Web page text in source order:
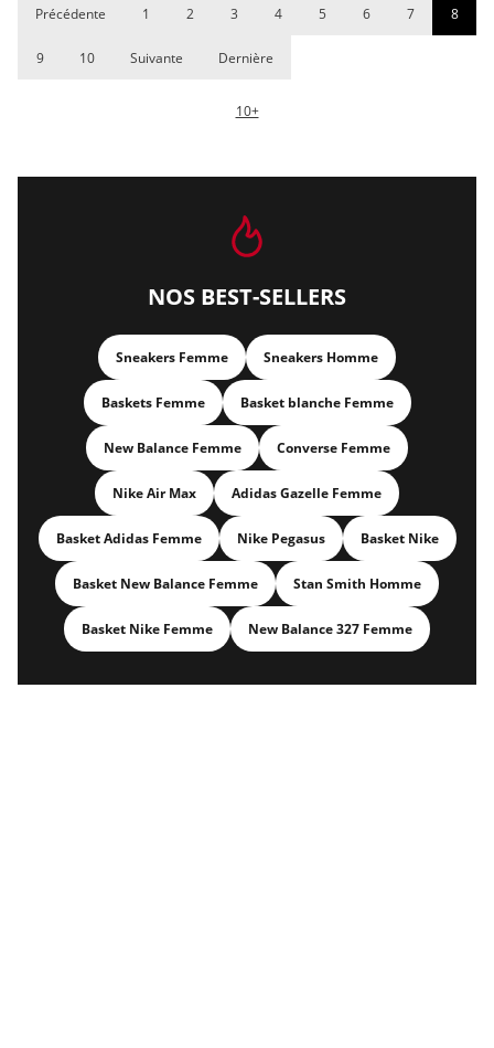
Précédente 1 2 3 4 5 6 7 8
9 10 Suivante Dernière
10+
NOS BEST-SELLERS
Sneakers Femme Sneakers Homme
Baskets Femme Basket blanche Femme
New Balance Femme Converse Femme
Nike Air Max Adidas Gazelle Femme
Basket Adidas Femme Nike Pegasus Basket Nike
Basket New Balance Femme Stan Smith Homme
Basket Nike Femme New Balance 327 Femme